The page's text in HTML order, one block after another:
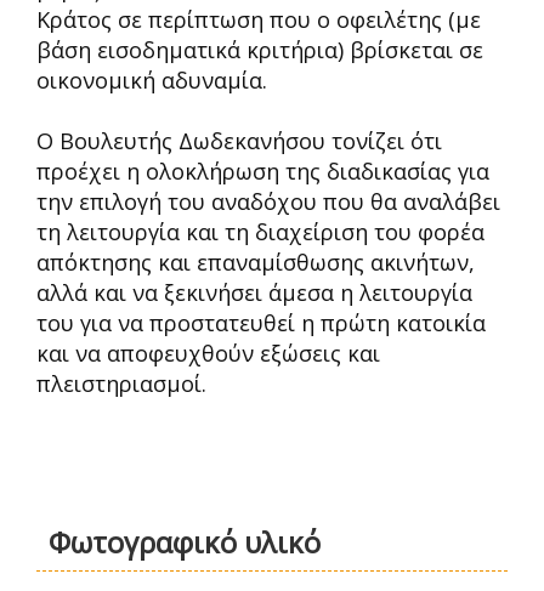
Κράτος σε περίπτωση που ο οφειλέτης (με
βάση εισοδηματικά κριτήρια) βρίσκεται σε
οικονομική αδυναμία.
Ο Βουλευτής Δωδεκανήσου τονίζει ότι
προέχει η ολοκλήρωση της διαδικασίας για
την επιλογή του αναδόχου που θα αναλάβει
τη λειτουργία και τη διαχείριση του φορέα
απόκτησης και επαναμίσθωσης ακινήτων,
αλλά και να ξεκινήσει άμεσα η λειτουργία
του για να προστατευθεί η πρώτη κατοικία
και να αποφευχθούν εξώσεις και
πλειστηριασμοί.
Φωτογραφικό υλικό